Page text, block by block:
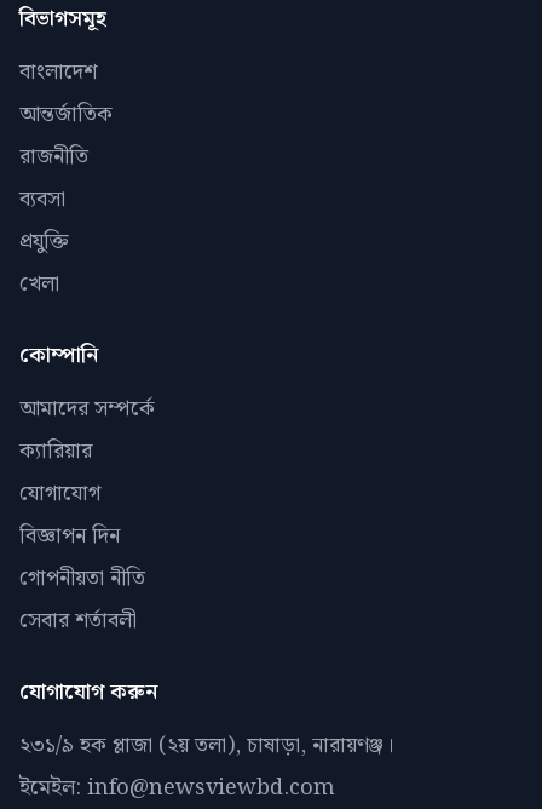
বিভাগসমূহ
বাংলাদেশ
আন্তর্জাতিক
রাজনীতি
ব্যবসা
প্রযুক্তি
খেলা
কোম্পানি
আমাদের সম্পর্কে
ক্যারিয়ার
যোগাযোগ
বিজ্ঞাপন দিন
গোপনীয়তা নীতি
সেবার শর্তাবলী
যোগাযোগ করুন
২৩১/৯ হক প্লাজা (২য় তলা), চাষাড়া, নারায়ণঞ্জ।
ইমেইল: info@newsviewbd.com